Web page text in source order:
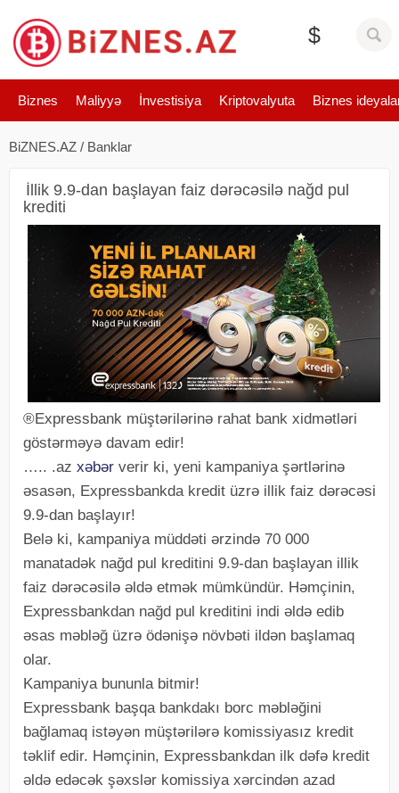
$
Biznes Maliyyə İnvestisiya Kriptovalyuta Biznes
BiZNES.AZ / Banklar
İllik 9.9-dan başlayan faiz dərəcəsilə nağd pul
krediti
®Expressbank müştərilərinə rahat bank xidmətləri
göstərməyə davam edir!
….. .az xəbər verir ki, yeni kampaniya şərtlərinə
əsasən, Expressbankda kredit üzrə illik faiz dərəcəsi
9.9-dan başlayır!
Belə ki, kampaniya müddəti ərzində 70 000
manatadək nağd pul kreditini 9.9-dan başlayan illik
faiz dərəcəsilə əldə etmək mümkündür. Həmçinin,
Expressbankdan nağd pul kreditini indi əldə edib
əsas məbləğ üzrə ödənişə növbəti ildən başlamaq
olar.
Kampaniya bununla bitmir!
Expressbank başqa bankdakı borc məbləğini
bağlamaq istəyən müştərilərə komissiyasız kredit
təklif edir. Həmçinin, Expressbankdan ilk dəfə kredit
əldə edəcək şəxslər komissiya xərcindən azad